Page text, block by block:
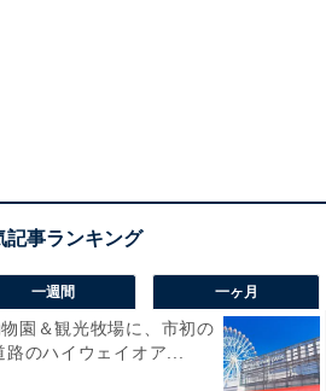
一週間 一ヶ月
物園＆観光牧場に、市初の
のハイウェイオア...